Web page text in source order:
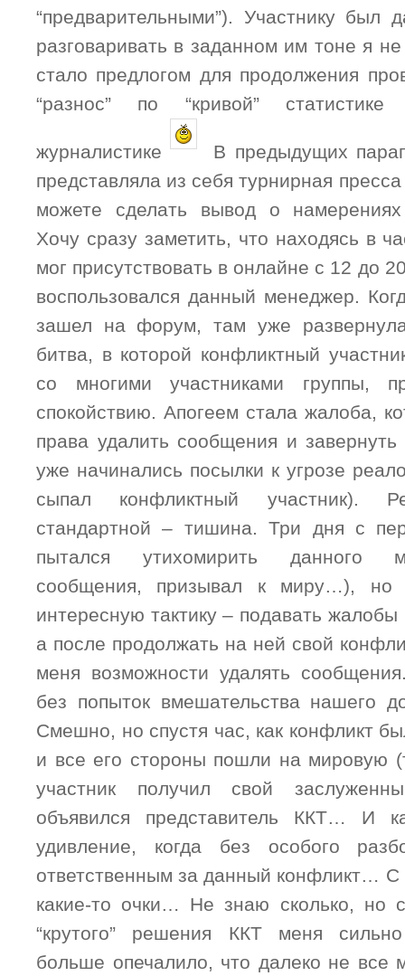
“предварительными”). Участнику был
разговаривать в заданном им тоне я
стало предлогом для продолжения
“разнос” по “кривой” статистике
журналистике
В предыдущих
представляла из себя турнирная
можете сделать вывод о намерениях
Хочу сразу заметить, что находясь в
мог присутствовать в онлайне с 12 до
воспользовался данный менеджер.
зашел на форум, там уже
битва, в которой конфликтный
со многими участниками группы,
спокойствию. Апогеем стала жалоба,
права удалить сообщения и
уже начинались посылки к угрозе
сыпал конфликтный участник).
стандартной – тишина. Три дня с
пытался утихомирить данного
сообщения, призывал к миру…), но
интересную тактику – подавать
а после продолжать на ней свой
меня возможности удалять
без попыток вмешательства нашего
Смешно, но спустя час, как конфликт
и все его стороны пошли на мировую
участник получил свой
объявился представитель ККТ… И
удивление, когда без особого
ответственным за данный конфликт… С
какие-то очки… Не знаю сколько, но
“крутого” решения ККТ меня
больше опечалило, что далеко не все